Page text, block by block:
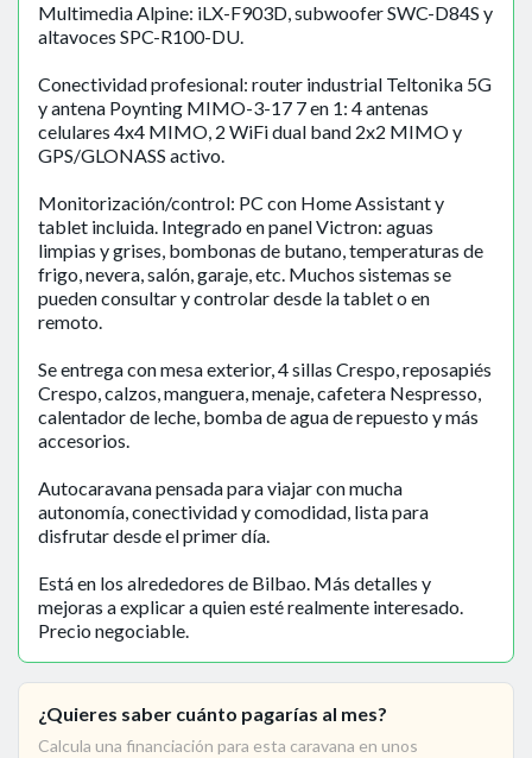
Multimedia Alpine: iLX-F903D, subwoofer SWC-D84S y
altavoces SPC-R100-DU.
Conectividad profesional: router industrial Teltonika 5G
y antena Poynting MIMO-3-17 7 en 1: 4 antenas
celulares 4x4 MIMO, 2 WiFi dual band 2x2 MIMO y
GPS/GLONASS activo.
Monitorización/control: PC con Home Assistant y
tablet incluida. Integrado en panel Victron: aguas
limpias y grises, bombonas de butano, temperaturas de
frigo, nevera, salón, garaje, etc. Muchos sistemas se
pueden consultar y controlar desde la tablet o en
remoto.
Se entrega con mesa exterior, 4 sillas Crespo, reposapiés
Crespo, calzos, manguera, menaje, cafetera Nespresso,
calentador de leche, bomba de agua de repuesto y más
accesorios.
Autocaravana pensada para viajar con mucha
autonomía, conectividad y comodidad, lista para
disfrutar desde el primer día.
Está en los alrededores de Bilbao. Más detalles y
mejoras a explicar a quien esté realmente interesado.
Precio negociable.
¿Quieres saber cuánto pagarías al mes?
Calcula una financiación para esta caravana en unos